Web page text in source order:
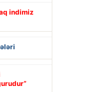
indimiz